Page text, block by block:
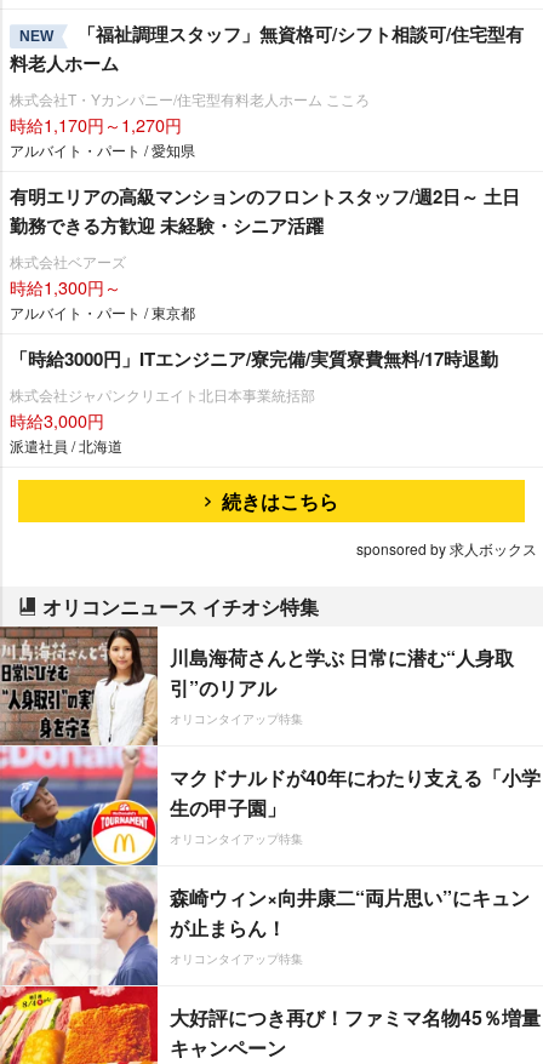
NEW
「福祉調理スタッフ」無資格可/シフト相談可/住宅型有
料老人ホーム
株式会社T・Yカンパニー/住宅型有料老人ホーム こころ
時給1,170円～1,270円
アルバイト・パート / 愛知県
有明エリアの⾼級マンションのフロントスタッフ/週2日～ 土日
勤務できる方歓迎 未経験・シニア活躍
株式会社ベアーズ
時給1,300円～
アルバイト・パート / 東京都
「時給3000円」ITエンジニア/寮完備/実質寮費無料/17時退勤
株式会社ジャパンクリエイト北日本事業統括部
時給3,000円
派遣社員 / 北海道
続きはこちら
sponsored by 求人ボックス
オリコンニュース イチオシ特集
川島海荷さんと学ぶ 日常に潜む“人身取
引”のリアル
オリコンタイアップ特集
マクドナルドが40年にわたり支える「小学
生の甲子園」
オリコンタイアップ特集
森崎ウィン×向井康二“両片思い”にキュン
が止まらん！
オリコンタイアップ特集
大好評につき再び！ファミマ名物45％増量
キャンペーン